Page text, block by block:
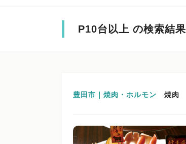
P10台以上 の検索結果
豊田市｜焼肉・ホルモン 焼肉